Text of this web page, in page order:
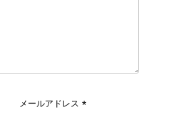
メールアドレス *